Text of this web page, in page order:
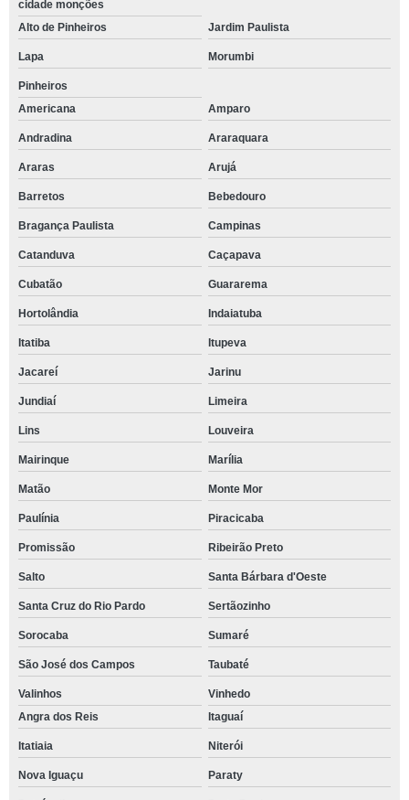
cidade monções
Alto de Pinheiros
Jardim Paulista
Lapa Morumbi
Pinheiros
Americana
Amparo
Andradina Araraquara
Araras Arujá
Barretos Bebedouro
Bragança Paulista Campinas
Catanduva Caçapava
Cubatão Guararema
Hortolândia Indaiatuba
Itatiba Itupeva
Jacareí Jarinu
Jundiaí Limeira
Lins Louveira
Mairinque Marília
Matão Monte Mor
Paulínia Piracicaba
Promissão Ribeirão Preto
Salto Santa Bárbara d'Oeste
Santa Cruz do Rio Pardo Sertãozinho
Sorocaba Sumaré
São José dos Campos Taubaté
Valinhos
Vinhedo
Angra dos Reis
Itaguaí
Itatiaia Niterói
Nova Iguaçu Paraty